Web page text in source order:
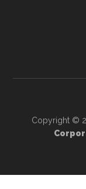
Copyright ©